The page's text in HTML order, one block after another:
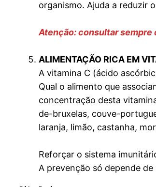
organismo. Ajuda a reduzir
Atenção: consultar sempre
ALIMENTAÇÃO RICA EM
A vitamina C (ácido
Qual o alimento que
concentração desta
de-bruxelas, couve-
laranja, limão, castanha,
Reforçar o sistema
A prevenção só depende